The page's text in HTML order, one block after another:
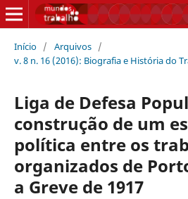
Início / Arquivos /
v. 8 n. 16 (2016): Biografia e História do
Liga de Defesa
construção de um
política entre os
organizados de
a Greve de 1917